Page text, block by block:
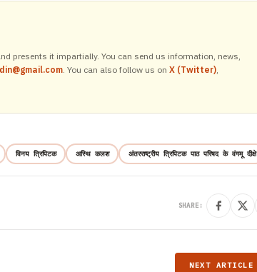
presents it impartially. You can send us information, news,
. You can also follow us on X (Twitter),
विनय त्रिपिटक अस्थि कलश अंतरराष्ट्रीय त्रिपिटक पाठ परिषद के वंगमू दीक्षे
SHARE:
NEXT ARTICLE